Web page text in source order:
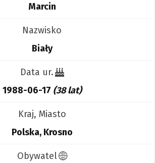
Marcin
Nazwisko
Biały
Data ur.
1988-06-17 (38 lat)
Kraj, Miasto
Polska, Krosno
Obywatel